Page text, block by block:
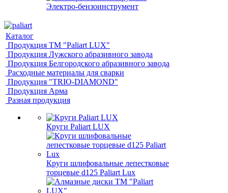
Электро-бензоинструмент
Каталог
Продукция ТМ "Paliart LUX"
Продукция Лужского абразивного завода
Продукция Белгородского абразивного завода
Расходные материалы для сварки
Продукция "TRIO-DIAMOND"
Продукция Арма
Разная продукция
Круги Paliart LUX
Круги шлифовальные лепестковые
торцевые d125 Paliart Lux